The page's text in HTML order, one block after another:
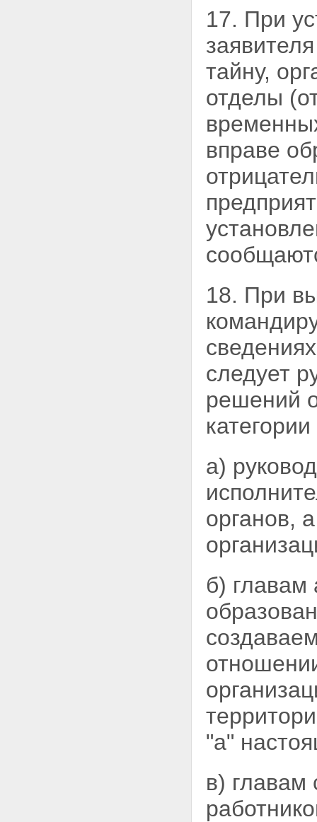
17. При
тайну,
отделы
вправе
18. При
следует
решений
а)
органов,
б) главам
"а"
в) главам